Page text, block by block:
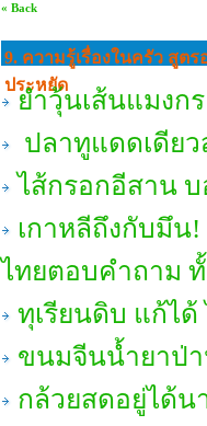
« Back
9. ความรู้เรื่องในครัว สูต
ประหยัด
ยำวุ้นเส้นแมงก
ปลาทูแดดเดีย
ไส้กรอกอีสาน
เกาหลีถึงกับมึน!
ไทยตอบคำถาม ทั้
ทุเรียนดิบ แก้ได้
ขนมจีนน้ำยาป่า
กล้วยสดอยู่ได้น